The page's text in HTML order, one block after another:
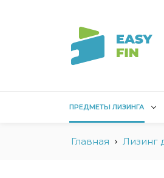
ПРЕДМЕТЫ ЛИЗИНГА
Лизинг для
Главная Лизинг